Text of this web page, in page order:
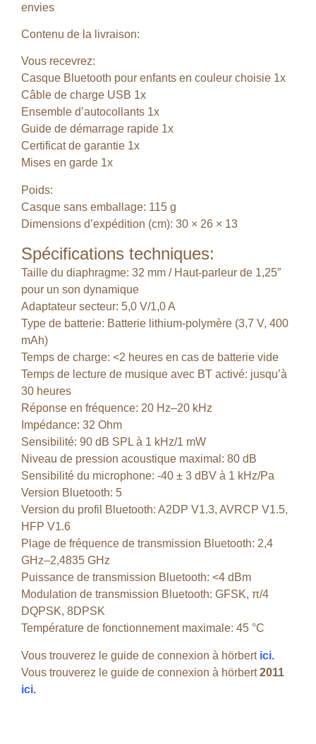
envies
Contenu de la livraison:
Vous recevrez:
Casque Bluetooth pour enfants en couleur choisie 1x
Câble de charge USB 1x
Ensemble d’autocollants 1x
Guide de démarrage rapide 1x
Certificat de garantie 1x
Mises en garde 1x
Poids:
Casque sans emballage: 115 g
Dimensions d’expédition (cm): 30 × 26 × 13
Spécifications techniques:
Taille du diaphragme: 32 mm / Haut-parleur de 1,25″
pour un son dynamique
Adaptateur secteur: 5,0 V/1,0 A
Type de batterie: Batterie lithium-polymère (3,7 V, 400
mAh)
Temps de charge: <2 heures en cas de batterie vide
Temps de lecture de musique avec BT activé: jusqu’à
30 heures
Réponse en fréquence: 20 Hz–20 kHz
Impédance: 32 Ohm
Sensibilité: 90 dB SPL à 1 kHz/1 mW
Niveau de pression acoustique maximal: 80 dB
Sensibilité du microphone: -40 ± 3 dBV à 1 kHz/Pa
Version Bluetooth: 5
Version du profil Bluetooth: A2DP V1.3, AVRCP V1.5,
HFP V1.6
Plage de fréquence de transmission Bluetooth: 2,4
GHz–2,4835 GHz
Puissance de transmission Bluetooth: <4 dBm
Modulation de transmission Bluetooth: GFSK, π/4
DQPSK, 8DPSK
Température de fonctionnement maximale: 45 °C
Vous trouverez le guide de connexion à hörbert ici.
Vous trouverez le guide de connexion à hörbert2011
ici.